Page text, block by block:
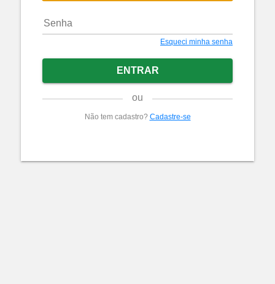
Esqueci minha senha
ENTRAR
ou
Não tem cadastro? Cadastre-se